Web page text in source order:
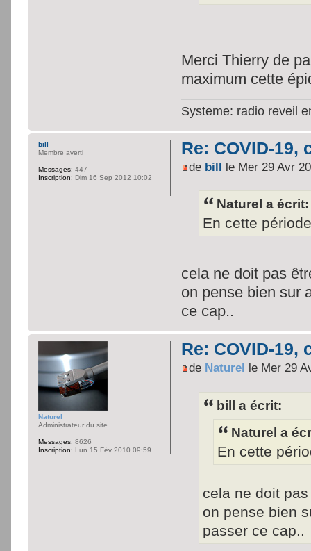
Merci Thierry de
maximum cette
Systeme: radio reveil
Re: COVID-19,
de bill le Mer 29 Avr
Naturel a écrit:
En cette
cela ne doit pas
on pense bien sur
ce cap..
bill
Membre averti
Messages: 447
Inscription: Dim 16 Sep 2012 10:02
Re: COVID-19,
de Naturel le Mer 29
bill a écrit:
Naturel a
En cette
cela ne doit
on pense bien
passer ce cap..
Naturel
Administrateur du site
Messages: 8626
Inscription: Lun 15 Fév 2010 09:59